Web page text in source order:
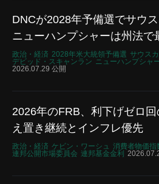
DNCが2028年予備選でサウ
ニューハンプシャーは州法で
政治・経済 2028年米大統領予備選 サウス
デビッド・スキャンラン ニューハンプシャ
2026.07.29 公開
2026年のFRB、利下げゼロ
え置き継続とインフレ優先
政治・経済 ケビン・ワーシュ 消費者物価指
連邦公開市場委員会 連邦基金金利